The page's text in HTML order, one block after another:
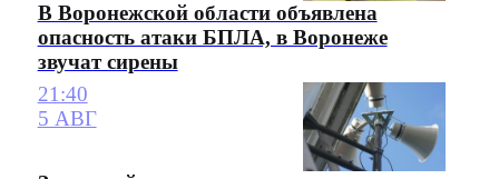
В Воронежской области объявлена
опасность атаки БПЛА, в Воронеже
звучат сирены
21:40
5 АВГ